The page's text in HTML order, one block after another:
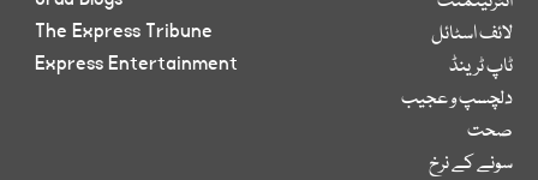
لائف اسٹائل
ٹاپ ٹرینڈ
دلچسپ و عجیب
صحت
سونے کے نرخ
The Express Tribune
Express Entertainment